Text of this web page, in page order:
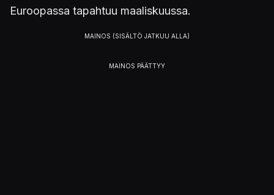
Euroopassa tapahtuu maaliskuussa.